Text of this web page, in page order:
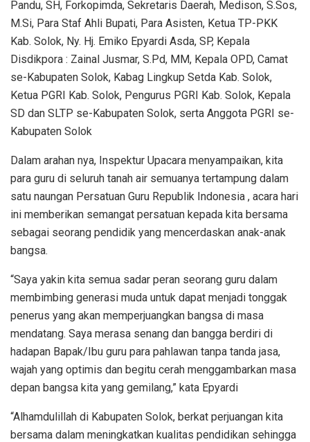
Pandu, SH, Forkopimda, Sekretaris Daerah, Medison, S.Sos,
M.Si, Para Staf Ahli Bupati, Para Asisten, Ketua TP-PKK
Kab. Solok, Ny. Hj. Emiko Epyardi Asda, SP, Kepala
Disdikpora : Zainal Jusmar, S.Pd, MM, Kepala OPD, Camat
se-Kabupaten Solok, Kabag Lingkup Setda Kab. Solok,
Ketua PGRI Kab. Solok, Pengurus PGRI Kab. Solok, Kepala
SD dan SLTP se-Kabupaten Solok, serta Anggota PGRI se-
Kabupaten Solok
Dalam arahan nya, Inspektur Upacara menyampaikan, kita
para guru di seluruh tanah air semuanya tertampung dalam
satu naungan Persatuan Guru Republik Indonesia , acara hari
ini memberikan semangat persatuan kepada kita bersama
sebagai seorang pendidik yang mencerdaskan anak-anak
bangsa.
“Saya yakin kita semua sadar peran seorang guru dalam
membimbing generasi muda untuk dapat menjadi tonggak
penerus yang akan memperjuangkan bangsa di masa
mendatang. Saya merasa senang dan bangga berdiri di
hadapan Bapak/Ibu guru para pahlawan tanpa tanda jasa,
wajah yang optimis dan begitu cerah menggambarkan masa
depan bangsa kita yang gemilang,” kata Epyardi
“Alhamdulillah di Kabupaten Solok, berkat perjuangan kita
bersama dalam meningkatkan kualitas pendidikan sehingga